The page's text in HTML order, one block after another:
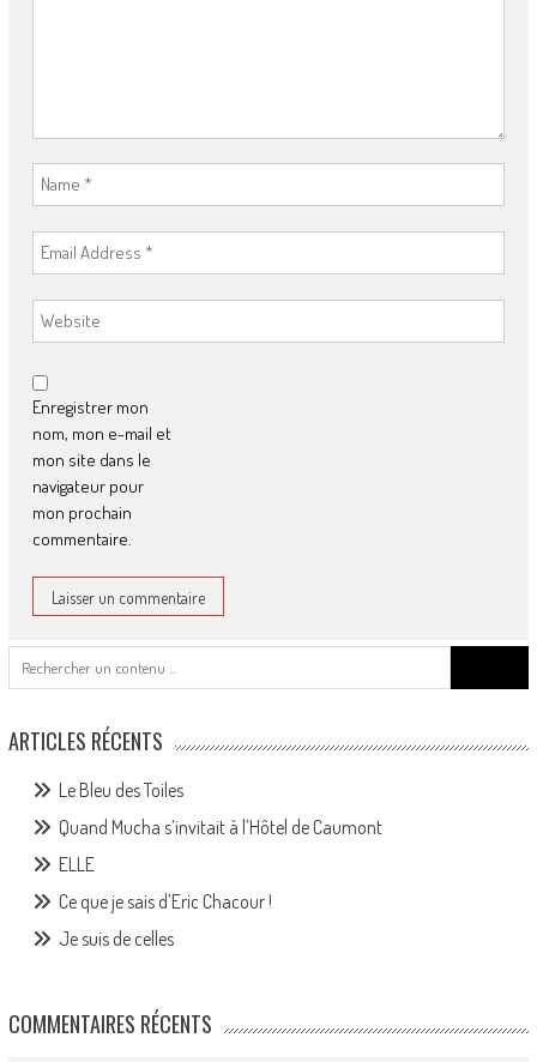
Enregistrer mon
nom, mon e-mail et
mon site dans le
navigateur pour
mon prochain
commentaire.
ARTICLES RÉCENTS
Le Bleu des Toiles
Quand Mucha s’invitait à l’Hôtel de Caumont
ELLE
Ce que je sais d’Eric Chacour !
Je suis de celles
COMMENTAIRES RÉCENTS